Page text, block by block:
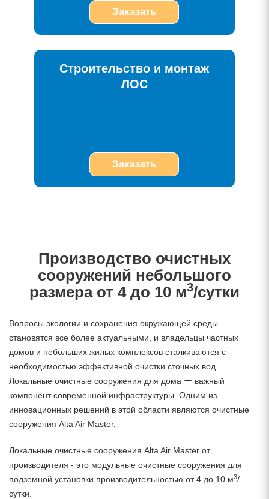
Заказать
Строительство и монтаж
ЛОС
Заказать
Производство очистных
сооружений небольшого
размера от 4 до 10 м3/сутки
Вопросы экологии и сохранения окружающей среды
становятся все более актуальными, и владельцы частных
домов и небольших жилых комплексов сталкиваются с
необходимостью эффективной очистки сточных вод.
Локальные очистные сооружения для дома ー важный
компонент современной инфраструктуры. Одним из
инновационных решений в этой области являются очистные
сооружения Alta Air Master.
Локальные очистные сооружения Alta Air Master от
производителя - это модульные очистные сооружения для
подземной установки производительностью от 4 до 10 м3/
сутки.